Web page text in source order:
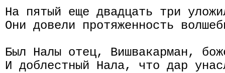
На пятый еще двадцать три
Они довели протяженность
Был Налы отец, Вишвакарман,
И доблестный Нала, что дар